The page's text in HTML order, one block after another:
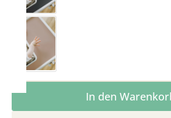
Toffee
Produkt Anzahl: Gib den
In den